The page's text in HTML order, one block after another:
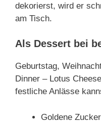
dekorierst, wird er
am Tisch.
Als Dessert bei
Geburtstag,
Dinner – Lotus
festliche Anlässe
Goldene